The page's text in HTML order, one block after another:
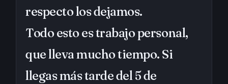
respecto los dejamos.
Todo esto es trabajo personal,
que lleva mucho tiempo. Si
llegas más tarde del 5 de